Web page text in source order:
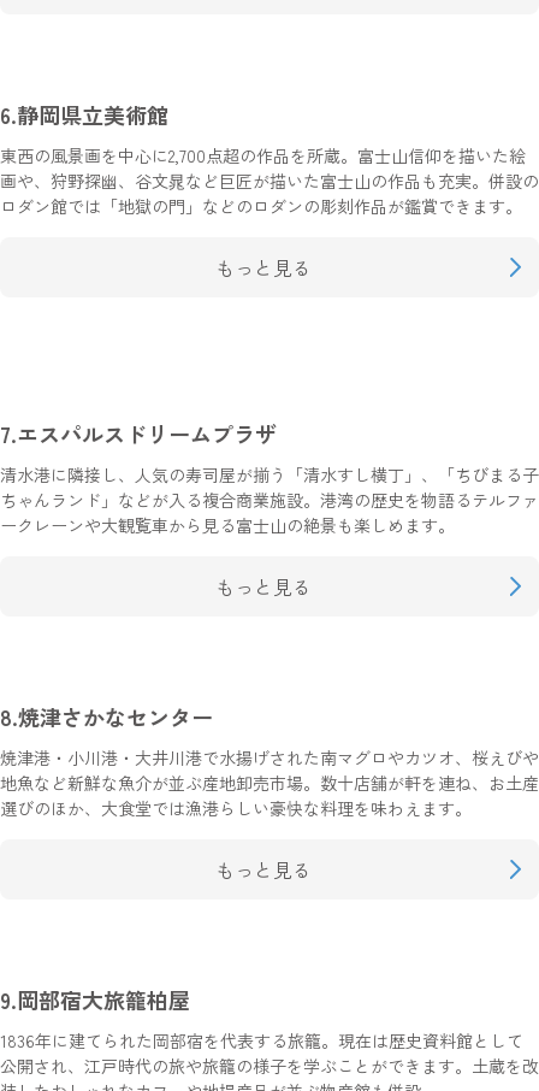
6.静岡県立美術館
東西の風景画を中心に2,700点超の作品を所蔵。富士山信仰を描いた絵
画や、狩野探幽、谷文晁など巨匠が描いた富士山の作品も充実。併設の
ロダン館では「地獄の門」などのロダンの彫刻作品が鑑賞できます。
もっと見る
7.エスパルスドリームプラザ
清水港に隣接し、人気の寿司屋が揃う「清水すし横丁」、「ちびまる子
ちゃんランド」などが入る複合商業施設。港湾の歴史を物語るテルファ
ークレーンや大観覧車から見る富士山の絶景も楽しめます。
もっと見る
8.焼津さかなセンター
焼津港・小川港・大井川港で水揚げされた南マグロやカツオ、桜えびや
地魚など新鮮な魚介が並ぶ産地卸売市場。数十店舗が軒を連ね、お土産
選びのほか、大食堂では漁港らしい豪快な料理を味わえます。
もっと見る
9.岡部宿大旅籠柏屋
1836年に建てられた岡部宿を代表する旅籠。現在は歴史資料館として
公開され、江戸時代の旅や旅籠の様子を学ぶことができます。土蔵を改